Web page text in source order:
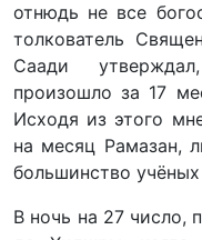
отнюдь не все
толкователь
Саади
произошло за 17
Исходя из этого
на месяц Рамазан,
большинство
В ночь на 27 число,